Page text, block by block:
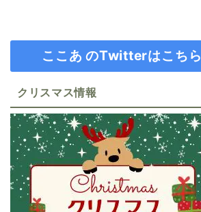
ここあ のTwitterはこちら
クリスマス情報